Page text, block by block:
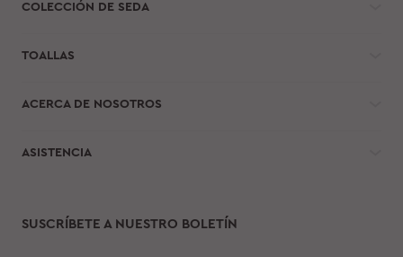
COLECCIÓN DE SEDA
TOALLAS
ACERCA DE NOSOTROS
ASISTENCIA
SUSCRÍBETE A NUESTRO BOLETÍN